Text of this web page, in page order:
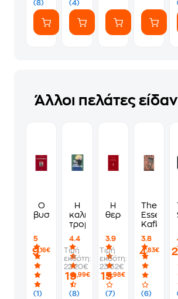
(8) (4)
-
White
Άλλοι πελάτες
Ο
βυσσινόκηπος
5
(1)
9,16€
Η
καλή
τρομοκράτισσα
4.4
(8)
Τιμή
εκδότη:
22.20€
19,99€
Η
θεραπεία
3.9
(7)
Τιμή
εκδότη:
23.32€
15,98€
The
Essential
Kafka
3.8
(6)
4,83€